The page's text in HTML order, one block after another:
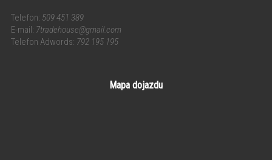
Telefon: 509 451 389
E-mail: 7tradehouse@gmail.com
Telefon Adwords: 792 195 195
Mapa dojazdu